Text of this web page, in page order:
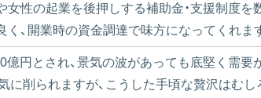
女性の起業を後押しする補助金・支援制度
、開業時の資金調達で味方になってくれま
円とされ、景気の波があっても底堅く需
に削られますが、こうした手頃な贅沢はむし